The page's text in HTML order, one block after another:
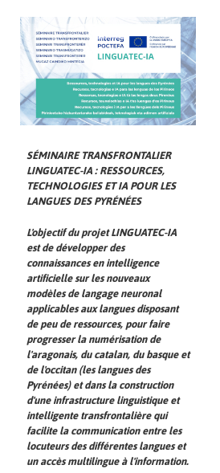
SÉMINAIRE TRANSFRONTALIER
LINGUATEC-IA : RESSOURCES,
TECHNOLOGIES ET IA POUR LES
LANGUES DES PYRÉNÉES
L'objectif du projet LINGUATEC-IA
est de développer des
connaissances en intelligence
artificielle sur les nouveaux
modèles de langage neuronal
applicables aux langues disposant
de peu de ressources, pour faire
progresser la numérisation de
l'aragonais, du catalan, du basque et
de l'occitan (les langues des
Pyrénées) et dans la construction
d'une infrastructure linguistique et
intelligente transfrontalière qui
facilite la communication entre les
locuteurs des différentes langues et
un accès multilingue à l'information.